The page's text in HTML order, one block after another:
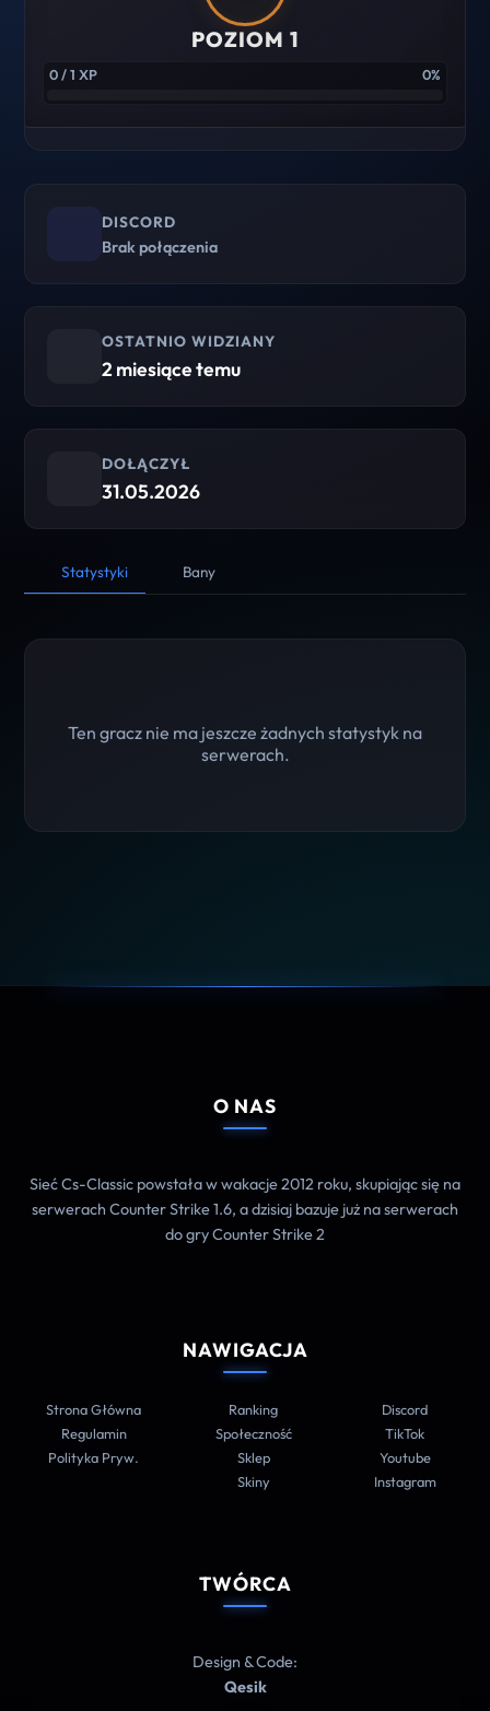
POZIOM 1
0 / 1 XP 0%
DISCORD
Brak połączenia
OSTATNIO WIDZIANY
2 miesiące temu
DOŁĄCZYŁ
31.05.2026
Statystyki Bany
Ten gracz nie ma jeszcze żadnych statystyk na
serwerach.
O NAS
Sieć Cs-Classic powstała w wakacje 2012 roku, skupiając się na
serwerach Counter Strike 1.6, a dzisiaj bazuje już na serwerach
do gry Counter Strike 2
NAWIGACJA
Strona Główna
Regulamin
Polityka Pryw.
Ranking
Społeczność
Sklep
Skiny
Discord
TikTok
Youtube
Instagram
TWÓRCA
Design & Code:
Qesik